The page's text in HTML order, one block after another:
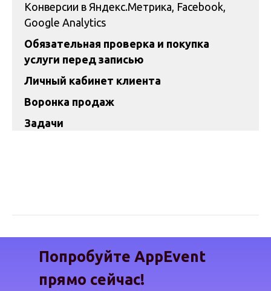
Конверсии в Яндекс.Метрика, Facebook,
Google Analytics
Обязательная проверка и покупка
услуги перед записью
Личный кабинет клиента
Воронка продаж
Задачи
Попробуйте AppEvent
прямо сейчас!